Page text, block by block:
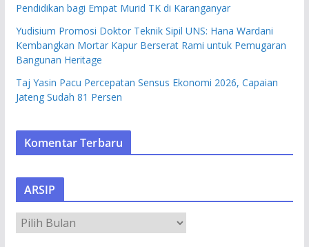
Pendidikan bagi Empat Murid TK di Karanganyar
Yudisium Promosi Doktor Teknik Sipil UNS: Hana Wardani
Kembangkan Mortar Kapur Berserat Rami untuk Pemugaran
Bangunan Heritage
Taj Yasin Pacu Percepatan Sensus Ekonomi 2026, Capaian
Jateng Sudah 81 Persen
Komentar Terbaru
ARSIP
R